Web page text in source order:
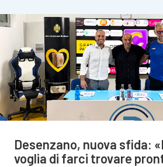
Desenzano, nuova sfida:
voglia di farci trovare